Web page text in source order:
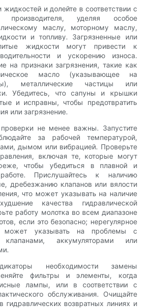
жидкостей и долейте в соответствии с
производителя, уделяя особое
маслу, моторному маслу,
и топливу. Загрязненные или
жидкости могут привести к
и ускорению износа.
на признаки загрязнения, такие как
масло (указывающее на
металлические частицы или
Убедитесь, что сапуны и крышки
и исправны, чтобы предотвратить
или загрязнение.
не менее важны. Запустите
за рабочей температурой,
дымом или вибрацией. Проверьте
включая те, которые могут
реже, чтобы убедиться в плавной и
Прислушайтесь к наличию
дребезжанию клапанов или вялости
что может указывать на наличие
качества гидравлической
работу молотка во всем диапазоне
если это безопасно; нерегулярное
может указывать на проблемы с
клапанами, аккумуляторами или
необходимости замены
фильтры и элементы, когда
лампы, или в соответствии с
обслуживания. Очищайте
гидравлических возвратных линиях и